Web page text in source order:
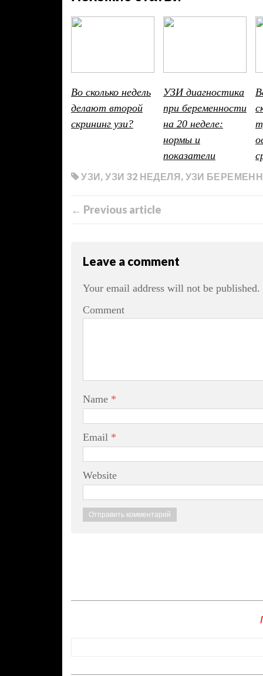
Во сколько недель
делают второй
скрининг узи?
УЗИ диагностика
при беременности
на 20 неделе:
нормы и
показатели
УЗИ,УЗИ 32 НЕДЕЛЯ, УЗИ
← Previous article
Leave a comment
Your email address will not be published.
Comment
Name *
Email *
Website